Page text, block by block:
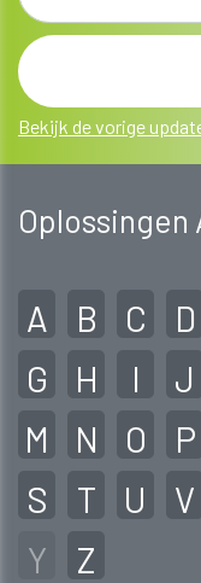
Bekijk de vorige
Oplossingen
A B C D
G
H I J
M
N O P
S
T U V
Y
Z